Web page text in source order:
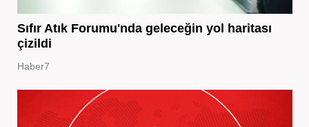
Sıfır Atık Forumu'nda geleceğin yol haritası
çizildi
Haber7